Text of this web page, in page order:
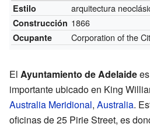
Estilo
arquitectura
Construcción 1866
Ocupante Corporation of the
El Ayuntamiento de Adelaide
importante ubicado en King
Australia Meridional, Australia.
oficinas de 25 Pirie Street, es